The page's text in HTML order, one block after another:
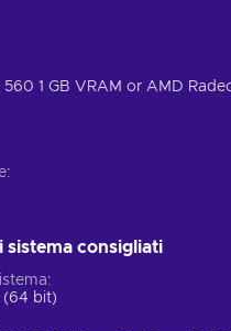
560 1 GB VRAM or AMD
sistema consigliati
(64 bit)